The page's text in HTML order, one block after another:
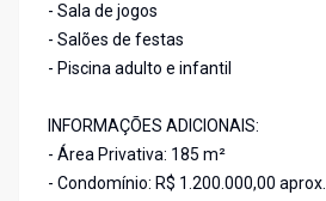
- Sala de jogos
- Salões de festas
- Piscina adulto e infantil
INFORMAÇÕES ADICIONAIS:
- Área Privativa: 185 m²
- Condomínio: R$ 1.200.000,00 aprox.